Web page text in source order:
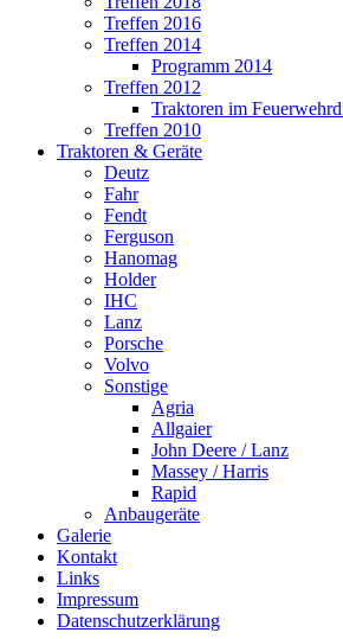
Treffen 2016
Treffen 2014
Programm 2014
Treffen 2012
Traktoren im
Treffen 2010
Traktoren & Geräte
Deutz
Fahr
Fendt
Ferguson
Hanomag
Holder
IHC
Lanz
Porsche
Volvo
Sonstige
Agria
Allgaier
John Deere / Lanz
Massey / Harris
Rapid
Anbaugeräte
Galerie
Kontakt
Links
Impressum
Datenschutzerklärung